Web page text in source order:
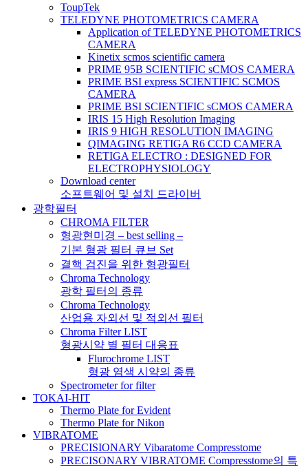
ToupTek
TELEDYNE PHOTOMETRICS CAMERA
Application of TELEDYNE PHOTOMETRICS
CAMERA
Kinetix scmos scientific camera
PRIME 95B SCIENTIFIC sCMOS CAMERA
PRIME BSI express SCIENTIFIC SCMOS
CAMERA
PRIME BSI SCIENTIFIC sCMOS CAMERA
IRIS 15 High Resolution Imaging
IRIS 9 HIGH RESOLUTION IMAGING
QIMAGING RETIGA R6 CCD CAMERA
RETIGA ELECTRO : DESIGNED FOR
ELECTROPHYSIOLOGY
Download center
소프트웨어 및 설치 드라이버
광학필터
CHROMA FILTER
형광현미경 – best selling –
기본 형광 필터 큐브 Set
결핵 검진을 위한 형광필터
Chroma Technology
광학 필터의 종류
Chroma Technology
산업용 자외선 및 적외선 필터
Chroma Filter LIST
형광시약 별 필터 대응표
Flurochrome LIST
형광 염색 시약의 종류
Spectrometer for filter
TOKAI-HIT
Thermo Plate for Evident
Thermo Plate for Nikon
VIBRATOME
PRECISIONARY Vibaratome Compresstome
PRECISONARY VIBRATOME Compresstome의 특